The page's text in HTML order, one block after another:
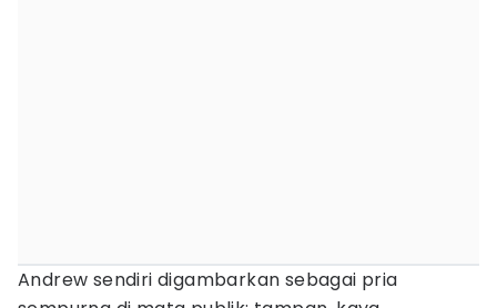
Andrew sendiri digambarkan sebagai pria